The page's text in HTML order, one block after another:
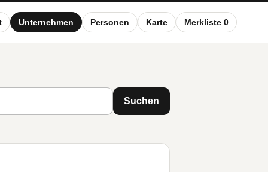
Unternehmen Personen Karte Merkliste 0
Suchen